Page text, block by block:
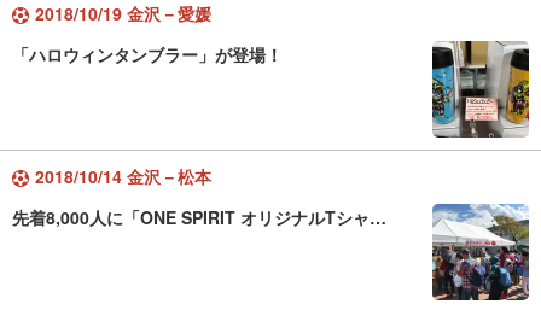
2018/10/19 金沢－愛媛
「ハロウィンタンブラー」が登場！
2018/10/14 金沢－松本
先着8,000人に「ONE SPIRIT オリジナルTシャ…